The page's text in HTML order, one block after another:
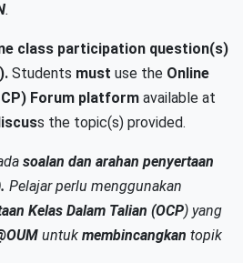
.
class participation question(s)
Students must use the Online
Forum platform available at
s the topic(s) provided.
soalan dan arahan penyertaan
Pelajar perlu menggunakan
Kelas Dalam Talian (OCP) yang
untuk membincangkan topik